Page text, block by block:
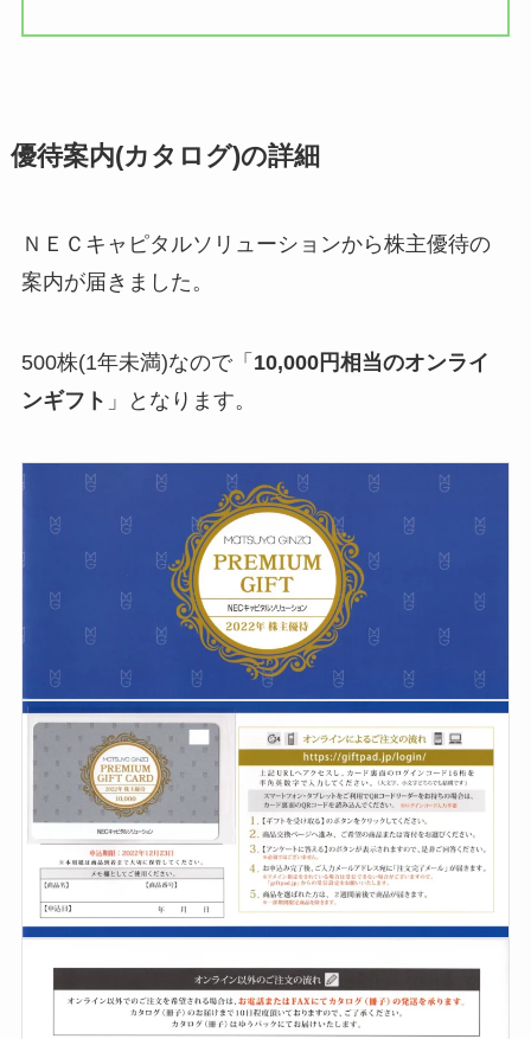
優待案内(カタログ)の詳細
ＮＥＣキャピタルソリューションから株主優待の
案内が届きました。
500株(1年未満)なので「 10,000円相当のオンライ
ンギフト 」となります。